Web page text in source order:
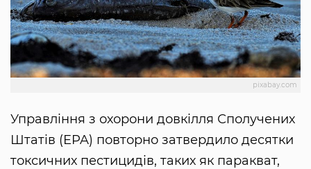
pixabay.com
Управління з охорони довкілля Сполучених
Штатів (EPA) повторно затвердило десятки
токсичних пестицидів, таких як паракват,